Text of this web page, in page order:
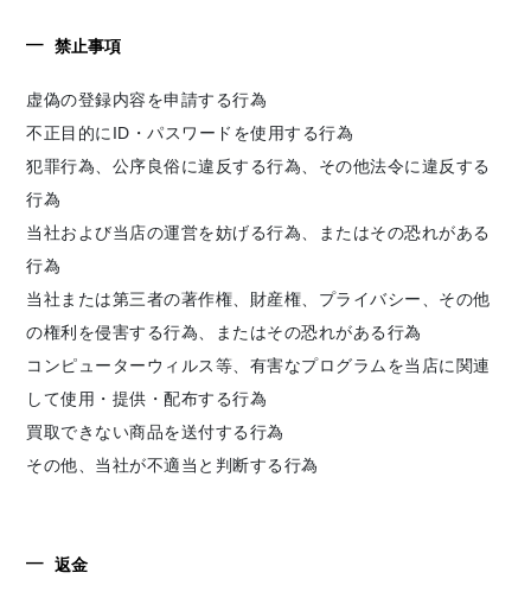
禁止事項
虚偽の登録内容を申請する行為
不正目的にID・パスワードを使用する行為
犯罪行為、公序良俗に違反する行為、その他法令に違反する
行為
当社および当店の運営を妨げる行為、またはその恐れがある
行為
当社または第三者の著作権、財産権、プライバシー、その他
の権利を侵害する行為、またはその恐れがある行為
コンピューターウィルス等、有害なプログラムを当店に関連
して使用・提供・配布する行為
買取できない商品を送付する行為
その他、当社が不適当と判断する行為
返金